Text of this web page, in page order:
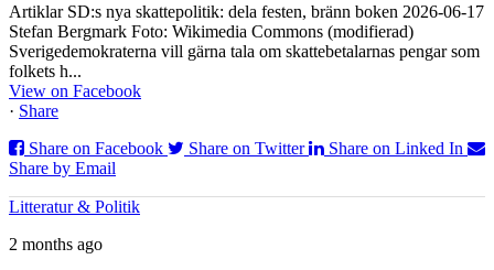
Artiklar SD:s nya skattepolitik: dela festen, bränn boken 2026-06-17
Stefan Bergmark Foto: Wikimedia Commons (modifierad)
Sverigedemokraterna vill gärna tala om skattebetalarnas pengar som
folkets h...
View on Facebook
· Share
Share on Facebook
Share on Twitter
Share on Linked In
Share by Email
Litteratur & Politik
2 months ago